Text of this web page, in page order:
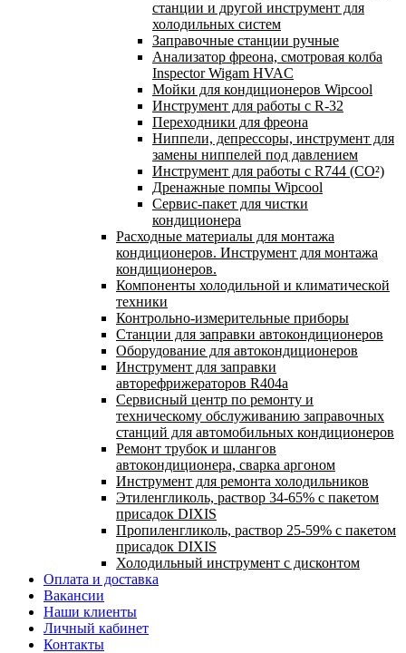
станции и другой инструмент для
холодильных систем
Заправочные станции ручные
Анализатор фреона, смотровая колба
Inspector Wigam HVAC
Мойки для кондиционеров Wipcool
Инструмент для работы с R-32
Переходники для фреона
Ниппели, депрессоры, инструмент для
замены ниппелей под давлением
Инструмент для работы с R744 (CO²)
Дренажные помпы Wipcool
Сервис-пакет для чистки
кондиционера
Расходные материалы для монтажа
кондиционеров. Инструмент для монтажа
кондиционеров.
Компоненты холодильной и климатической
техники
Контрольно-измерительные приборы
Станции для заправки автокондиционеров
Оборудование для автокондиционеров
Инструмент для заправки
авторефрижераторов R404a
Сервисный центр по ремонту и
техническому обслуживанию заправочных
станций для автомобильных кондиционеров
Ремонт трубок и шлангов
автокондиционера, сварка аргоном
Инструмент для ремонта холодильников
Этиленгликоль, раствор 34-65% с пакетом
присадок DIXIS
Пропиленгликоль, раствор 25-59% с пакетом
присадок DIXIS
Холодильный инструмент с дисконтом
Оплата и доставка
Вакансии
Наши клиенты
Личный кабинет
Контакты